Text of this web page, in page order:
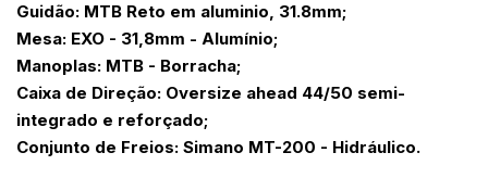
Guidão: MTB Reto em aluminio, 31.8mm;
Mesa: EXO - 31,8mm - Alumínio;
Manoplas: MTB - Borracha;
Caixa de Direção: Oversize ahead 44/50 semi-
integrado e reforçado;
Conjunto de Freios: Simano MT-200 - Hidráulico.